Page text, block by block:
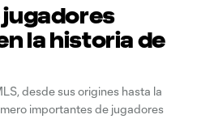
jugadores
la historia de
desde sus origines hasta la
importantes de jugadores